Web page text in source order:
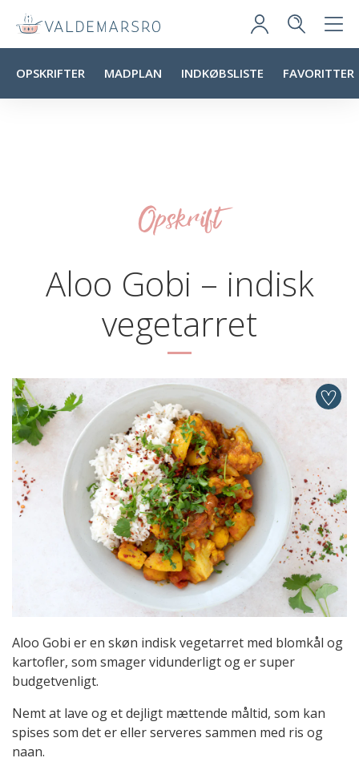
OPSKRIFTER MADPLAN INDKØBSLISTE FAVORITTER
Opskrift
Aloo Gobi – indisk
vegetarret
Aloo Gobi er en skøn indisk vegetarret med blomkål og
kartofler, som smager vidunderligt og er super
budgetvenligt.
Nemt at lave og et dejligt mættende måltid, som kan
spises som det er eller serveres sammen med ris og
naan.